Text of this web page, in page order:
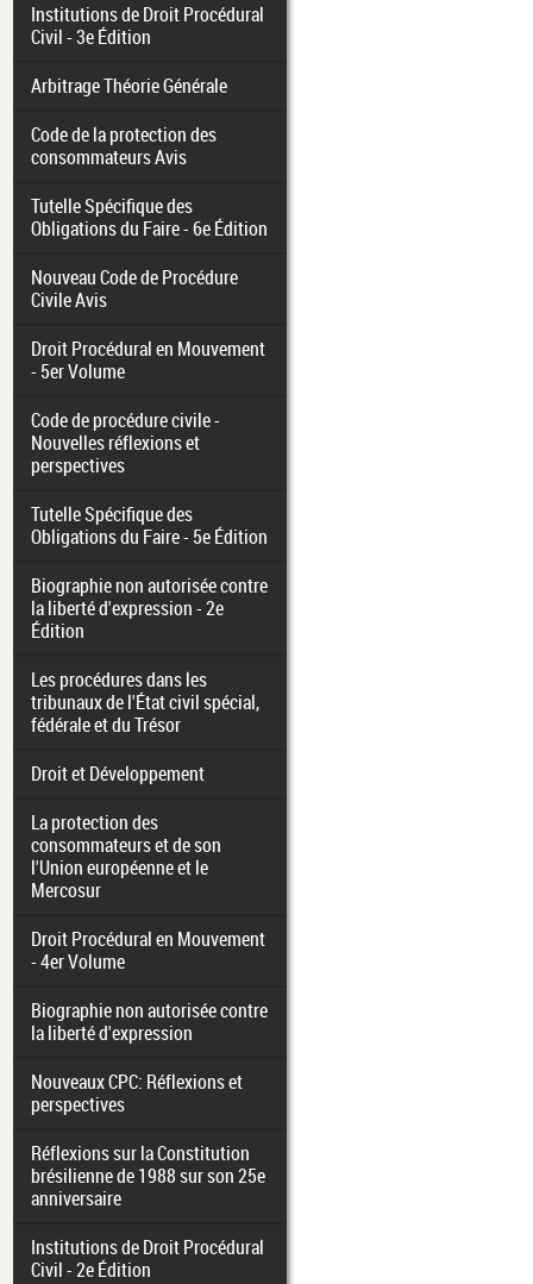
Institutions de Droit Procédural
Civil - 3e Édition
Arbitrage Théorie Générale
Code de la protection des
consommateurs Avis
Tutelle Spécifique des
Obligations du Faire - 6e Édition
Nouveau Code de Procédure
Civile Avis
Droit Procédural en Mouvement
- 5er Volume
Code de procédure civile -
Nouvelles réflexions et
perspectives
Tutelle Spécifique des
Obligations du Faire - 5e Édition
Biographie non autorisée contre
la liberté d'expression - 2e
Édition
Les procédures dans les
tribunaux de l'État civil spécial,
fédérale et du Trésor
Droit et Développement
La protection des
consommateurs et de son
l'Union européenne et le
Mercosur
Droit Procédural en Mouvement
- 4er Volume
Biographie non autorisée contre
la liberté d'expression
Nouveaux CPC: Réflexions et
perspectives
Réflexions sur la Constitution
brésilienne de 1988 sur son 25e
anniversaire
Institutions de Droit Procédural
Civil - 2e Édition